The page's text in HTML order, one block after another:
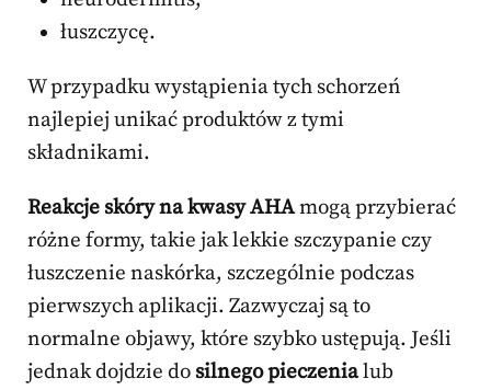
łuszczycę.
W przypadku wystąpienia tych schorzeń
najlepiej unikać produktów z tymi
składnikami.
Reakcje skóry na kwasy AHAmogą przybierać
różne formy, takie jak lekkie szczypanie czy
łuszczenie naskórka, szczególnie podczas
pierwszych aplikacji. Zazwyczaj są to
normalne objawy, które szybko ustępują. Jeśli
jednak dojdzie do silnego pieczenialub